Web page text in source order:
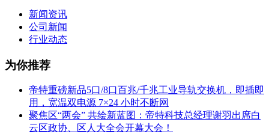
新闻资讯
公司新闻
行业动态
为你推荐
帝特重磅新品5口/8口百兆/千兆工业导轨交换机，即插即
用，宽温双电源 7×24 小时不断网
聚焦区“两会” 共绘新蓝图：帝特科技总经理谢羽出席白
云区政协、区人大全会开幕大会！